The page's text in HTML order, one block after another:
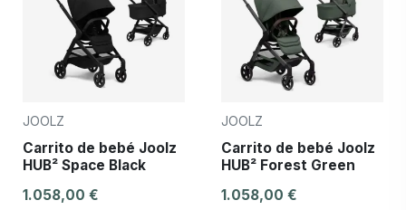
JOOLZ
Carrito de bebé Joolz
HUB² Space Black
1.058,00 €
JOOLZ
Carrito de bebé Joolz
HUB² Forest Green
1.058,00 €